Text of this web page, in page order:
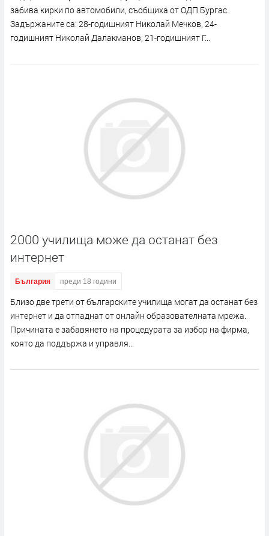
забива кирки по автомобили, съобщиха от ОДП Бургас.
Задържаните са: 28-годишният Николай Мечков, 24-
годишният Николай Далакманов, 21-годишният Г...
2000 училища може да останат без
интернет
България преди 18 години
Близо две трети от българските училища могат да останат без
интернет и да отпаднат от онлайн образователната мрежа.
Причината е забавянето на процедурата за избор на фирма,
която да поддържа и управля...